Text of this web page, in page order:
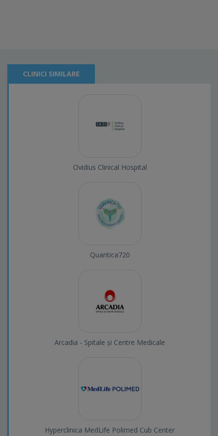
CLINICI SIMILARE
Ovidius Clinical Hospital
Quantica720
Arcadia - Spitale și Centre Medicale
Hyperclinica MedLife Polimed Cub Center